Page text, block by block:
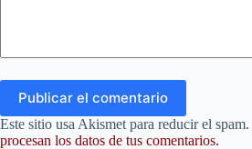
Publicar el comentario
Este sitio usa Akismet para reducir el spam.
procesan los datos de tus comentarios.